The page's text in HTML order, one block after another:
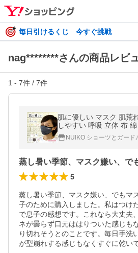
毎日引けるくじ 今すぐ挑戦
nag********さんの商品レビ
1 - 7件 / 7件
肌に優しい マスク 肌荒
しやすい 呼吸 立体 布
水速乾 UVカット ピーチ
ク 小林縫製
NUIKO ショーツとガード
5
蒸し暑い季節、マスク嫌い、でもマ
子のために購入しました。私はつけ
で息子の感想です。これなら大丈夫
ネが曇らず口元ははりついた感じも
り切れそうとのことです。毎日手洗
が型崩れする感じもなくすぐに乾い